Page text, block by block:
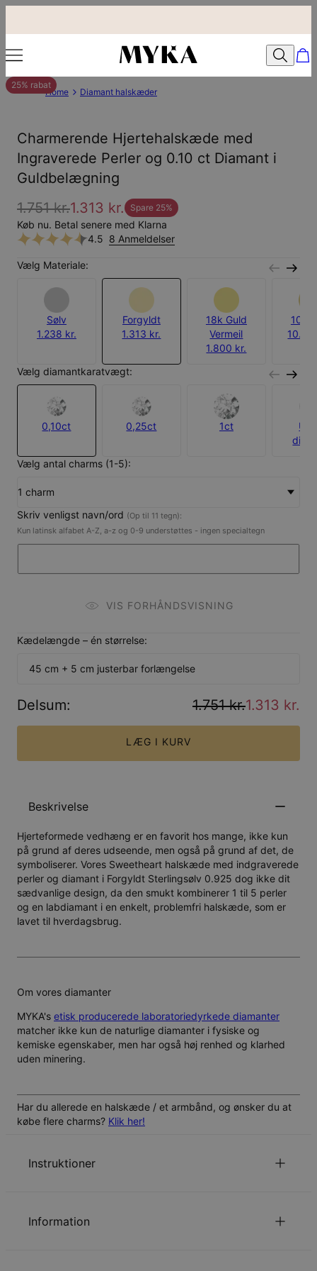
25% rabat
Home Diamant halskæder
Charmerende Hjertehalskæde med
Ingraverede Perler og 0.10 ct Diamant i
Guldbelægning
1.751 kr.1.313 kr. Spare 25%
Køb nu. Betal senere med Klarna
4.5 8 Anmeldelser
Vælg Materiale:
Sølv
1.238 kr.
Forgyldt
1.313 kr.
18k Guld
Vermeil
1.800 kr.
10k
Vælg diamantkaratvægt:
0,10ct 0,25ct 1ct
Vælg antal charms (1-5):
1 charm
Skriv venligst navn/ord (Op til 11 tegn):
Kun latinsk alfabet A-Z, a-z og 0-9 understøttes - ingen specialtegn
VIS FORHÅNDSVISNING
Kædelængde – én størrelse:
45 cm + 5 cm justerbar forlængelse
Delsum: 1.751 kr.1.313 kr.
LÆG I KURV
Beskrivelse
Hjerteformede vedhæng er en favorit hos mange, ikke kun
på grund af deres udseende, men også på grund af det, de
symboliserer. Vores Sweetheart halskæde med indgraverede
perler og diamant i Forgyldt Sterlingsølv 0.925 dog ikke dit
sædvanlige design, da den smukt kombinerer 1 til 5 perler
og en labdiamant i en enkelt, problemfri halskæde, som er
lavet til hverdagsbrug.
Om vores diamanter
MYKA's etisk producerede laboratoriedyrkede diamanter
matcher ikke kun de naturlige diamanter i fysiske og
kemiske egenskaber, men har også høj renhed og klarhed
uden minering.
Har du allerede en halskæde / et armbånd, og ønsker du at
købe flere charms? Klik her!
Instruktioner
hjertevedhænget.
Information